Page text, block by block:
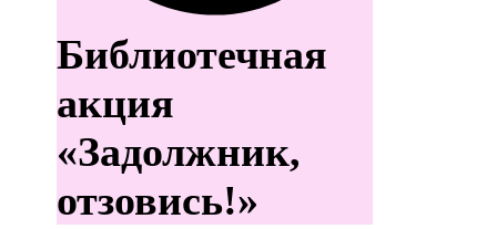
Библиотечная
акция
«Задолжник,
отзовись!»